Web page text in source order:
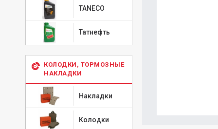
TANECO
Татнефть
КОЛОДКИ, ТОРМОЗНЫЕ
НАКЛАДКИ
Накладки
Колодки